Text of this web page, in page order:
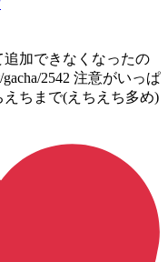
追加できなくなったの
gacha/2542 注意がいっぱ
ちまで(えちえち多め)